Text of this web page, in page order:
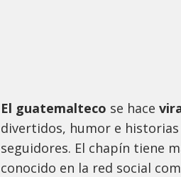
El guatemalteco se hace
divertidos, humor e
seguidores. El chapín tiene
conocido en la red social